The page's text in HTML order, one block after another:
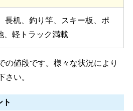
長机、釣り竿、スキー板、ポ
、軽トラック満載
値段です。様々な状況により
さい。
ト